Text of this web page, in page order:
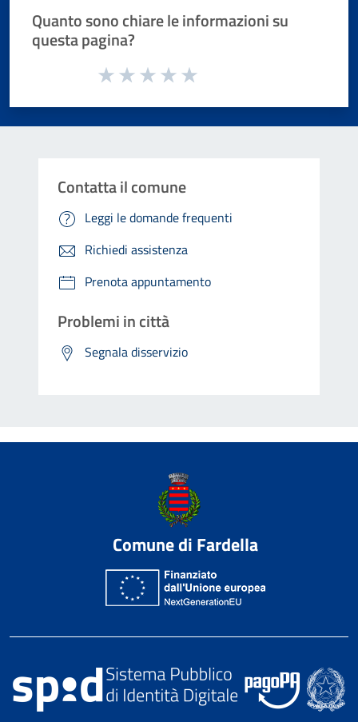
Quanto sono chiare le informazioni su
questa pagina?
Valuta da 1 a 5 stelle la pagina
Contatta il comune
Leggi le domande frequenti
Richiedi assistenza
Prenota appuntamento
Problemi in città
Segnala disservizio
Comune di Fardella